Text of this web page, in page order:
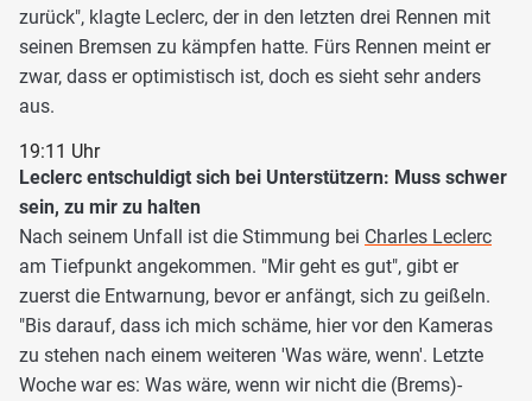
zurück", klagte Leclerc, der in den letzten drei Rennen mit
seinen Bremsen zu kämpfen hatte. Fürs Rennen meint er
zwar, dass er optimistisch ist, doch es sieht sehr anders
aus.
19:11 Uhr
Leclerc entschuldigt sich bei Unterstützern: Muss schwer
sein, zu mir zu halten
Nach seinem Unfall ist die Stimmung bei Charles Leclerc
am Tiefpunkt angekommen. "Mir geht es gut", gibt er
zuerst die Entwarnung, bevor er anfängt, sich zu geißeln.
"Bis darauf, dass ich mich schäme, hier vor den Kameras
zu stehen nach einem weiteren 'Was wäre, wenn'. Letzte
Woche war es: Was wäre, wenn wir nicht die (Brems)-